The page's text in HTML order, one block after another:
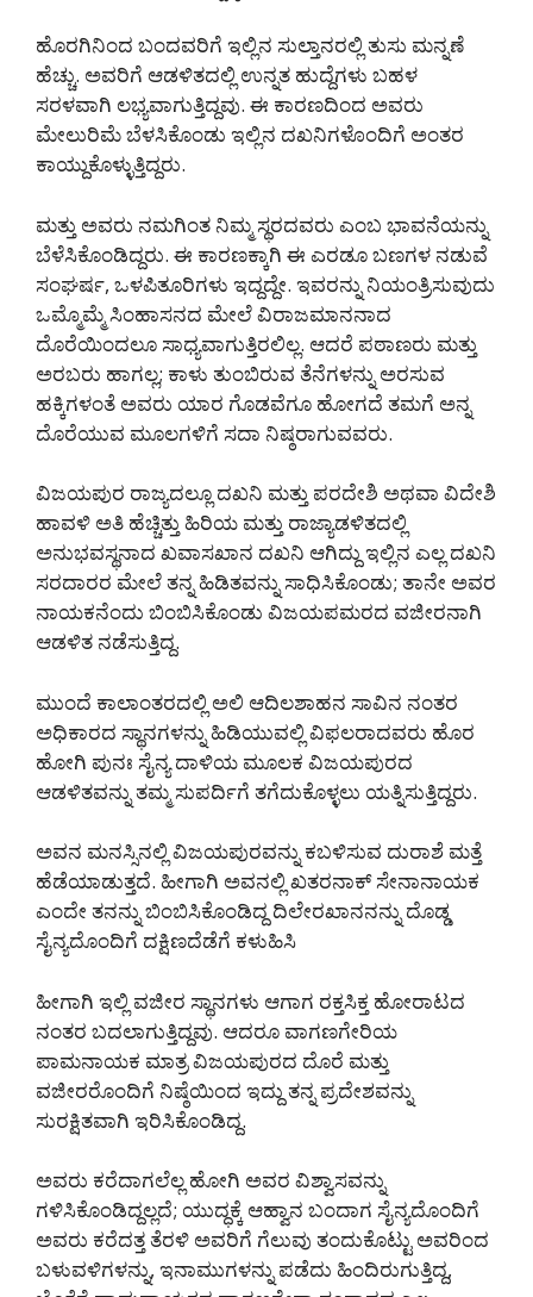
ಹೊರಗಿನಿಂದ ಬಂದವರಿಗೆ ಇಲ್ಲಿನ ಸುಲ್ತಾನರಲ್ಲಿ ತುಸು ಮನ್ನಣೆ
ಹೆಚ್ಚು. ಅವರಿಗೆ ಆಡಳಿತದಲ್ಲಿ ಉನ್ನತ ಹುದ್ದೆಗಳು ಬಹಳ
ಸರಳವಾಗಿ ಲಭ್ಯವಾಗುತ್ತಿದ್ದವು. ಈ ಕಾರಣದಿಂದ ಅವರು
ಮೇಲುರಿಮೆ ಬೆಳಸಿಕೊಂಡು ಇಲ್ಲಿನ ದಖನಿಗಳೊಂದಿಗೆ ಅಂತರ
ಕಾಯ್ದುಕೊಳ್ಳುತ್ತಿದ್ದರು.
ಮತ್ತು ಅವರು ನಮಗಿಂತ ನಿಮ್ಮ ಸ್ಥರದವರು ಎಂಬ ಭಾವನೆಯನ್ನು
ಬೆಳೆಸಿಕೊಂಡಿದ್ದರು. ಈ ಕಾರಣಕ್ಕಾಗಿ ಈ ಎರಡೂ ಬಣಗಳ ನಡುವೆ
ಸಂಘರ್ಷ, ಒಳಪಿತೂರಿಗಳು ಇದ್ದದ್ದೇ. ಇವರನ್ನು ನಿಯಂತ್ರಿಸುವುದು
ಒಮ್ಮೊಮ್ಮೆ ಸಿಂಹಾಸನದ ಮೇಲೆ ವಿರಾಜಮಾನನಾದ
ದೊರೆಯಿಂದಲೂ ಸಾಧ್ಯವಾಗುತ್ತಿರಲಿಲ್ಲ. ಆದರೆ ಪಠಾಣರು ಮತ್ತು
ಅರಬರು ಹಾಗಲ್ಲ; ಕಾಳು ತುಂಬಿರುವ ತೆನೆಗಳನ್ನು ಅರಸುವ
ಹಕ್ಕಿಗಳಂತೆ ಅವರು ಯಾರ ಗೊಡವೆಗೂ ಹೋಗದೆ ತಮಗೆ ಅನ್ನ
ದೊರೆಯುವ ಮೂಲಗಳಿಗೆ ಸದಾ ನಿಷ್ಠರಾಗುವವರು.
ವಿಜಯಪುರ ರಾಜ್ಯದಲ್ಲೂ ದಖನಿ ಮತ್ತು ಪರದೇಶಿ ಅಥವಾ ವಿದೇಶಿ
ಹಾವಳಿ ಅತಿ ಹೆಚ್ಚಿತ್ತು ಹಿರಿಯ ಮತ್ತು ರಾಜ್ಯಾಡಳಿತದಲ್ಲಿ
ಅನುಭವಸ್ಥನಾದ ಖವಾಸಖಾನ ದಖನಿ ಆಗಿದ್ದು ಇಲ್ಲಿನ ಎಲ್ಲ ದಖನಿ
ಸರದಾರರ ಮೇಲೆ ತನ್ನ ಹಿಡಿತವನ್ನು ಸಾಧಿಸಿಕೊಂಡು; ತಾನೇ ಅವರ
ನಾಯಕನೆಂದು ಬಿಂಬಿಸಿಕೊಂಡು ವಿಜಯಪಮರದ ವಜೀರನಾಗಿ
ಆಡಳಿತ ನಡೆಸುತ್ತಿದ್ದ.
ಮುಂದೆ ಕಾಲಾಂತರದಲ್ಲಿ ಅಲಿ ಆದಿಲಶಾಹನ ಸಾವಿನ ನಂತರ
ಅಧಿಕಾರದ ಸ್ಥಾನಗಳನ್ನು ಹಿಡಿಯುವಲ್ಲಿ ವಿಫಲರಾದವರು ಹೊರ
ಹೋಗಿ ಪುನಃ ಸೈನ್ಯ ದಾಳಿಯ ಮೂಲಕ ವಿಜಯಪುರದ
ಆಡಳಿತವನ್ನು ತಮ್ಮ ಸುಪರ್ದಿಗೆ ತಗೆದುಕೊಳ್ಳಲು ಯತ್ನಿಸುತ್ತಿದ್ದರು.
ಅವನ ಮನಸ್ಸಿನಲ್ಲಿ ವಿಜಯಪುರವನ್ನು ಕಬಳಿಸುವ ದುರಾಶೆ ಮತ್ತೆ
ಹೆಡೆಯಾಡುತ್ತದೆ. ಹೀಗಾಗಿ ಅವನಲ್ಲಿ ಖತರನಾಕ್ ಸೇನಾನಾಯಕ
ಎಂದೇ ತನನ್ನು ಬಿಂಬಿಸಿಕೊಂಡಿದ್ದ ದಿಲೇರಖಾನನನ್ನು ದೊಡ್ಡ
ಸೈನ್ಯದೊಂದಿಗೆ ದಕ್ಷಿಣದೆಡೆಗೆ ಕಳುಹಿಸಿ
ಹೀಗಾಗಿ ಇಲ್ಲಿ ವಜೀರ ಸ್ಥಾನಗಳು ಆಗಾಗ ರಕ್ತಸಿಕ್ತ ಹೋರಾಟದ
ನಂತರ ಬದಲಾಗುತ್ತಿದ್ದವು. ಆದರೂ ವಾಗಣಗೇರಿಯ
ಪಾಮನಾಯಕ ಮಾತ್ರ ವಿಜಯಪುರದ ದೊರೆ ಮತ್ತು
ವಜೀರರೊಂದಿಗೆ ನಿಷ್ಠೆಯಿಂದ ಇದ್ದು ತನ್ನ ಪ್ರದೇಶವನ್ನು
ಸುರಕ್ಷಿತವಾಗಿ ಇರಿಸಿಕೊಂಡಿದ್ದ.
ಅವರು ಕರೆದಾಗಲೆಲ್ಲ ಹೋಗಿ ಅವರ ವಿಶ್ವಾಸವನ್ನು
ಗಳಿಸಿಕೊಂಡಿದ್ದಲ್ಲದೆ; ಯುದ್ಧಕ್ಕೆ ಆಹ್ವಾನ ಬಂದಾಗ ಸೈನ್ಯದೊಂದಿಗೆ
ಅವರು ಕರೆದತ್ತ ತೆರಳಿ ಅವರಿಗೆ ಗೆಲುವು ತಂದುಕೊಟ್ಟು ಅವರಿಂದ
ಬಳುವಳಿಗಳನ್ನು, ಇನಾಮುಗಳನ್ನು ಪಡೆದು ಹಿಂದಿರುಗುತ್ತಿದ್ದ,